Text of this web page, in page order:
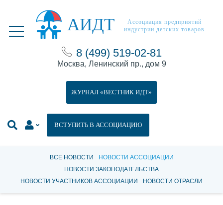
АИДТ
Ассоциация предприятий
индустрии детских товаров
8 (499) 519-02-81
Москва, Ленинский пр., дом 9
ВСТУПИТЬ В АССОЦИАЦИЮ
ЖУРНАЛ «ВЕСТНИК ИДТ»
ВСЕ НОВОСТИ
НОВОСТИ АССОЦИАЦИИ
НОВОСТИ ЗАКОНОДАТЕЛЬСТВА
НОВОСТИ УЧАСТНИКОВ АССОЦИАЦИИ
НОВОСТИ ОТРАСЛИ